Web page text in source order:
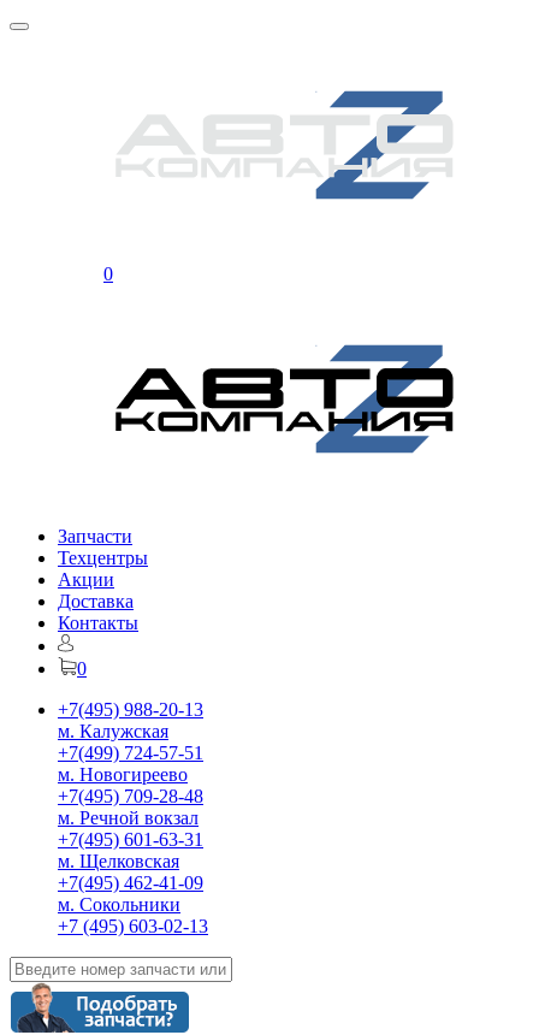
0
Запчасти
Техцентры
Акции
Доставка
Контакты
0
+7(495) 988-20-13
м. Калужская
+7(499) 724-57-51
м. Новогиреево
+7(495) 709-28-48
м. Речной вокзал
+7(495) 601-63-31
м. Щелковская
+7(495) 462-41-09
м. Сокольники
+7 (495) 603-02-13